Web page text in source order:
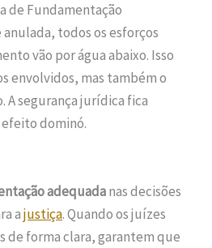
de Fundamentação
todos os esforços
vão por água abaixo. Isso
envolvidos, mas também o
A segurança jurídica fica
dominó.
adequadanas decisões
ajustiça. Quando os juízes
de forma clara, garantem que